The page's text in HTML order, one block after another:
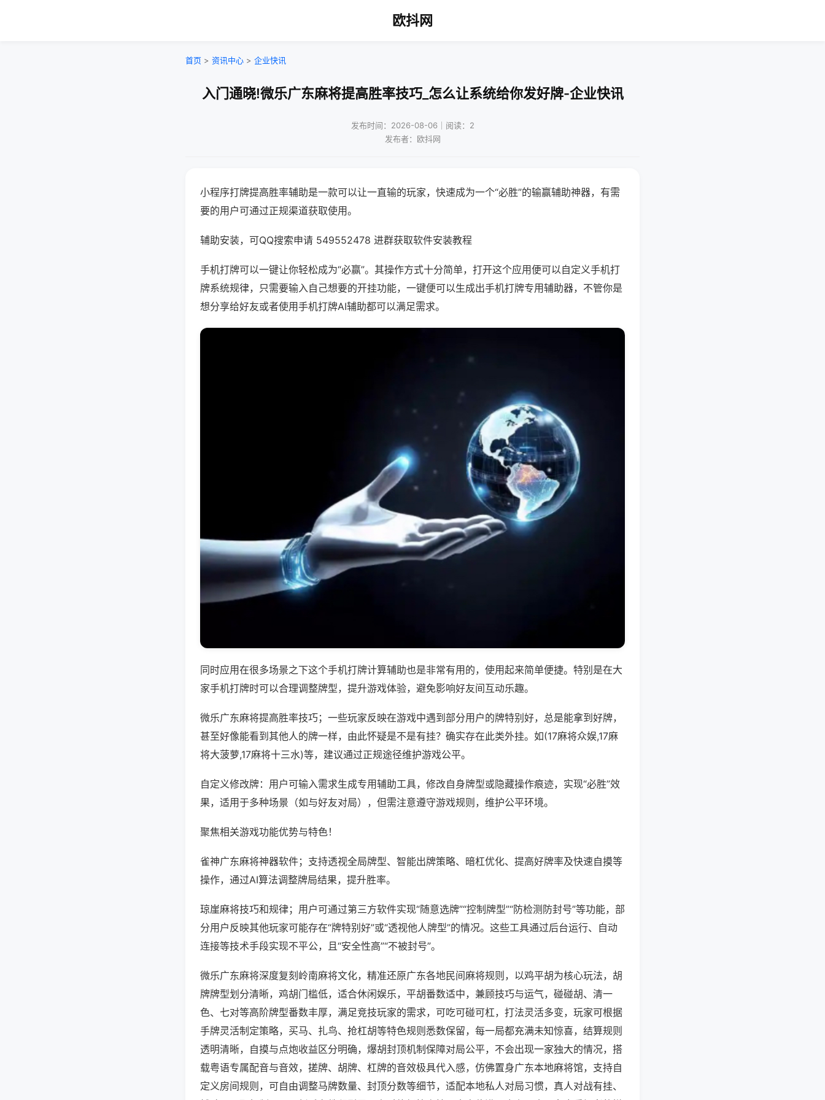
欧抖网
首页 > 资讯中心 > 企业快讯
入门通晓!微乐广东麻将提高胜率技巧_怎么让系统给你发好牌-企业快讯
发布时间：2026-08-06｜阅读：2
发布者：欧抖网
小程序打牌提高胜率辅助是一款可以让一直输的玩家，快速成为一个“必胜”的输赢辅助神器，有需
要的用户可通过正规渠道获取使用。
辅助安装，可QQ搜索申请 549552478 进群获取软件安装教程
手机打牌可以一键让你轻松成为“必赢”。其操作方式十分简单，打开这个应用便可以自定义手机打
牌系统规律，只需要输入自己想要的开挂功能，一键便可以生成出手机打牌专用辅助器，不管你是
想分享给好友或者使用手机打牌AI辅助都可以满足需求。
同时应用在很多场景之下这个手机打牌计算辅助也是非常有用的，使用起来简单便捷。特别是在大
家手机打牌时可以合理调整牌型，提升游戏体验，避免影响好友间互动乐趣。
微乐广东麻将提高胜率技巧；一些玩家反映在游戏中遇到部分用户的牌特别好，总是能拿到好牌，
甚至好像能看到其他人的牌一样，由此怀疑是不是有挂？确实存在此类外挂。如(17麻将众娱,17麻
将大菠萝,17麻将十三水)等，建议通过正规途径维护游戏公平。
自定义修改牌：用户可输入需求生成专用辅助工具，修改自身牌型或隐藏操作痕迹，实现“必胜”效
果，适用于多种场景（如与好友对局），但需注意遵守游戏规则，维护公平环境。
聚焦相关游戏功能优势与特色！
雀神广东麻将神器软件；支持透视全局牌型、智能出牌策略、暗杠优化、提高好牌率及快速自摸等
操作，通过AI算法调整牌局结果，提升胜率。
琼崖麻将技巧和规律；用户可通过第三方软件实现“随意选牌”“控制牌型”“防检测防封号”等功能，部
分用户反映其他玩家可能存在“牌特别好”或“透视他人牌型”的情况。这些工具通过后台运行、自动
连接等技术手段实现不平公，且“安全性高”“不被封号”。
微乐广东麻将深度复刻岭南麻将文化，精准还原广东各地民间麻将规则，以鸡平胡为核心玩法，胡
牌牌型划分清晰，鸡胡门槛低，适合休闲娱乐，平胡番数适中，兼顾技巧与运气，碰碰胡、清一
色、七对等高阶牌型番数丰厚，满足竞技玩家的需求，可吃可碰可杠，打法灵活多变，玩家可根据
手牌灵活制定策略，买马、扎鸟、抢杠胡等特色规则悉数保留，每一局都充满未知惊喜，结算规则
透明清晰，自摸与点炮收益区分明确，爆胡封顶机制保障对局公平，不会出现一家独大的情况，搭
载粤语专属配音与音效，搓牌、胡牌、杠牌的音效极具代入感，仿佛置身广东本地麻将馆，支持自
定义房间规则，可自由调整马牌数量、封顶分数等细节，适配本地私人对局习惯，真人对战有挂、